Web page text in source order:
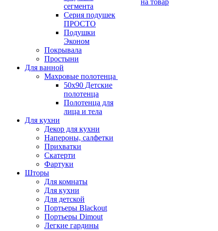
сегмента
Серия подушек
ПРОСТО
Подушки
Эконом
Покрывала
Простыни
Для ванной
Махровые полотенца
50х90 Детские
полотенца
Полотенца для
лица и тела
Для кухни
Декор для кухни
Напероны, салфетки
Прихватки
Скатерти
Фартуки
Шторы
Для комнаты
Для кухни
Для детской
Портьеры Blackout
Портьеры Dimout
Легкие гардины
на товар